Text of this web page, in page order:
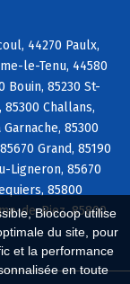
Biocoop utilise
du site, pour
et la performance
en toute
44270 Paulx,
le-Tenu, 44580
Bouin, 85230 St-
85300 Challans,
85300
Grand, 85190
Ligneron, 85670
85800
de-Riez, 85800